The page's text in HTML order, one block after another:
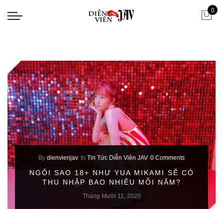
0
By dienvienjav In Tin Tức Diễn Viên JAV 0 Comments
NGÔI SAO 18+ NHƯ YUA MIKAMI SẼ CÓ
THU NHẬP BAO NHIÊU MỖI NĂM?
Tháng Mười 11, 2020